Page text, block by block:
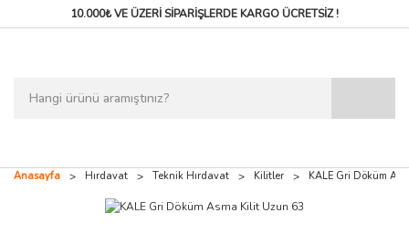
10.000₺ VE ÜZERİ SİPARİŞLERDEKARGO ÜCRETSİZ !
Anasayfa Hırdavat Teknik Hırdavat Kilitler KALE Gri Döküm